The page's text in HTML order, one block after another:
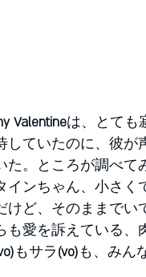
Valentineは、とても
していたのに、彼
た。ところが調べ
インちゃん、小さく
けど、そのままで
も愛を訴えている、
もサラ(vo)も、みん